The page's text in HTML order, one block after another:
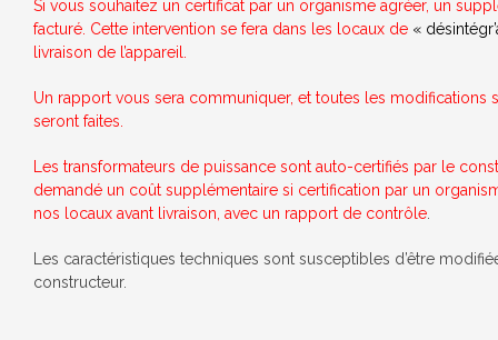
Si vous souhaitez un certificat par un organisme agréer, un
facturé. Cette intervention se fera dans les locaux de «
livraison de l’appareil.
Un rapport vous sera communiquer, et toutes les modifications
seront faites.
Les transformateurs de puissance sont auto-certifiés par le
demandé un coût supplémentaire si certification par un
nos locaux avant livraison, avec un rapport de contrôle.
Les caractéristiques techniques sont susceptibles d’être
constructeur.